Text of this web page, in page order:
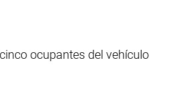
ocupantes del vehículo